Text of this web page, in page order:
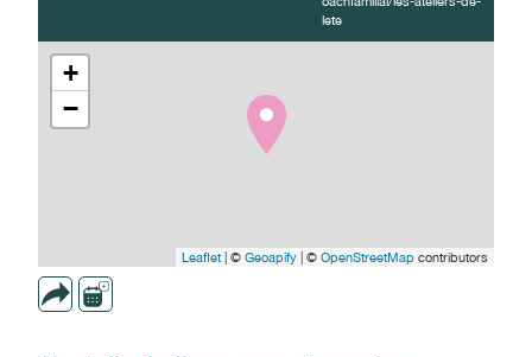
lete
+
−
Leaflet| © Geoapify | © OpenStreetMap contributors